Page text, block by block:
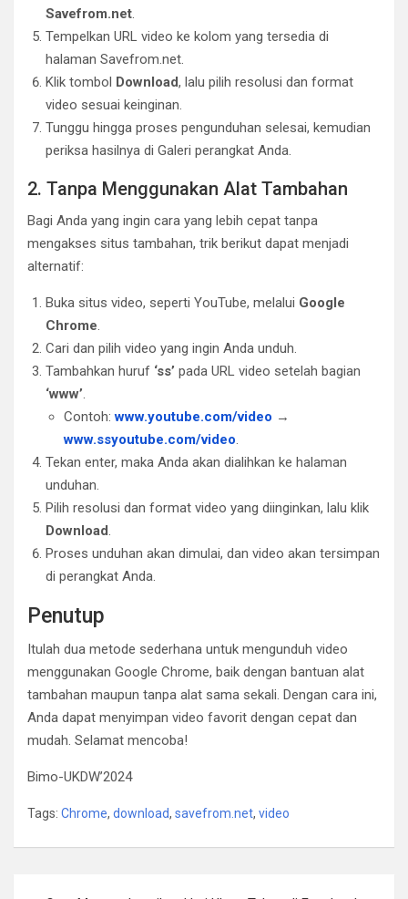
Savefrom.net.
Tempelkan URL video ke kolom yang tersedia di
halaman Savefrom.net.
Klik tombol Download, lalu pilih resolusi dan format
video sesuai keinginan.
Tunggu hingga proses pengunduhan selesai, kemudian
periksa hasilnya di Galeri perangkat Anda.
2. Tanpa Menggunakan Alat Tambahan
Bagi Anda yang ingin cara yang lebih cepat tanpa
mengakses situs tambahan, trik berikut dapat menjadi
alternatif:
Buka situs video, seperti YouTube, melalui Google
Chrome.
Cari dan pilih video yang ingin Anda unduh.
Tambahkan huruf ‘ss’ pada URL video setelah bagian
‘www’.
Contoh:www.youtube.com/video →
www.ssyoutube.com/video.
Tekan enter, maka Anda akan dialihkan ke halaman
unduhan.
Pilih resolusi dan format video yang diinginkan, lalu klik
Download.
Proses unduhan akan dimulai, dan video akan tersimpan
di perangkat Anda.
Penutup
Itulah dua metode sederhana untuk mengunduh video
menggunakan Google Chrome, baik dengan bantuan alat
tambahan maupun tanpa alat sama sekali. Dengan cara ini,
Anda dapat menyimpan video favorit dengan cepat dan
mudah. Selamat mencoba!
Bimo-UKDW’2024
Tags: Chrome, download, savefrom.net, video